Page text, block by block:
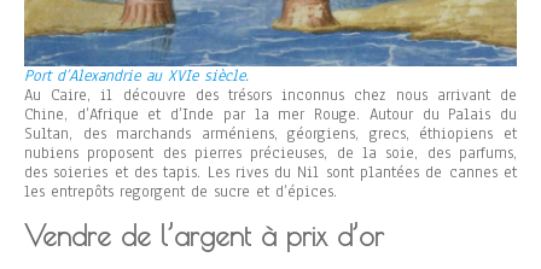
Port d’Alexandrie au XVIe siècle.
Au Caire, il découvre des trésors inconnus chez nous arrivant de
Chine, d’Afrique et d’Inde par la mer Rouge. Autour du Palais du
Sultan, des marchands arméniens, géorgiens, grecs, éthiopiens et
nubiens proposent des pierres précieuses, de la soie, des parfums,
des soieries et des tapis. Les rives du Nil sont plantées de cannes et
les entrepôts regorgent de sucre et d’épices.
Vendre de l’argent à prix d’or